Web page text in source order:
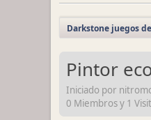
Darkstone juegos
Pintor
Iniciado por
0 Miembros y 1